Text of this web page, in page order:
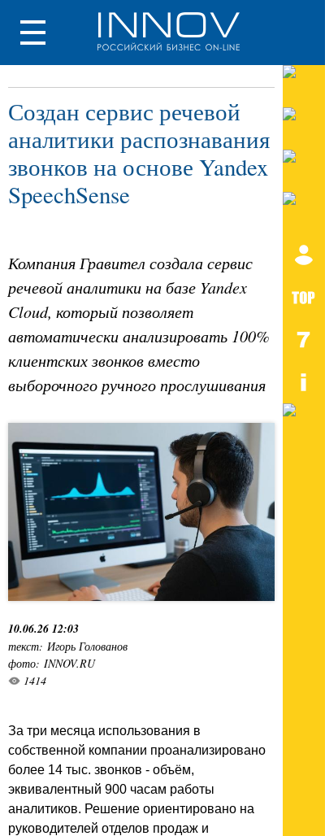
Создан сервис речевой
аналитики распознавания
звонков на основе Yandex
SpeechSense
Компания Гравител создала сервис
речевой аналитики на базе Yandex
Cloud, который позволяет
автоматически анализировать 100%
клиентских звонков вместо
выборочного ручного прослушивания
10.06.26 12:03
текст: Игорь Голованов
фото: INNOV.RU
1414
За три месяца использования в
собственной компании проанализировано
более 14 тыс. звонков - объём,
эквивалентный 900 часам работы
аналитиков. Решение ориентировано на
руководителей отделов продаж и